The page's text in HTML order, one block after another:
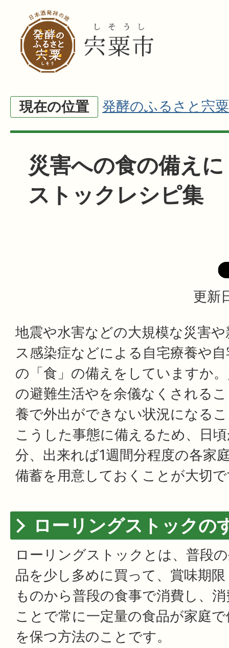
現在の位置 発酵のふるさと宍粟
災害への食の備え
ストックレシピ集
更新
地震や水害などの大規模な災害
ス感染症などによる自宅療養や
の「食」の備えをしていますか
の避難生活やを余儀なくされる
養で外出ができない状況になる
こうした事態に備えるため、日
分、出来れば1週間分程度の各家
備蓄を用意しておくことが大切
ローリングストックの
ローリングストックとは、普段
品を少し多めに買って、賞味期
ものから普段の食事で消費し、
ことで常に一定量の食品が家庭
を保つ方法のことです。